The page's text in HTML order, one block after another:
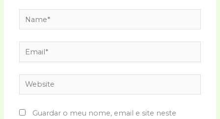
Name*
Email*
Website
Guardar o meu nome, email e site neste